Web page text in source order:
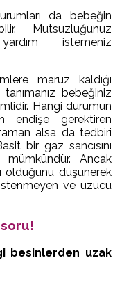
da bebeğin
Mutsuzluğunuz
istemeniz
maruz kaldığı
bebeğiniz
Hangi durumun
endişe gerektiren
alsa da tedbiri
bir gaz sancısını
mümkündür. Ancak
olduğunu düşünerek
ve üzücü
besinlerden uzak